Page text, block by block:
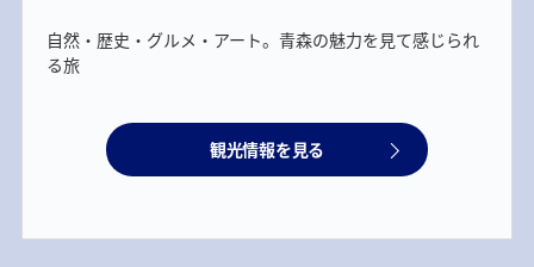
自然・歴史・グルメ・アート。青森の魅力を見て感じられ
る旅
観光情報を見る